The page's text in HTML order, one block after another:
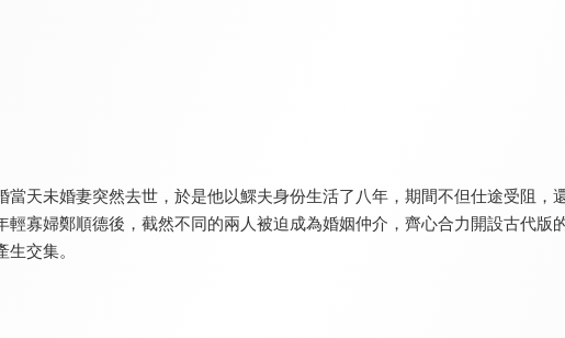
當天未婚妻突然去世，於是他以鰥夫身份生活了八年，期間不但仕途受阻，
輕寡婦鄭順德後，截然不同的兩人被迫成為婚姻仲介，齊心合力開設古代版
交集。